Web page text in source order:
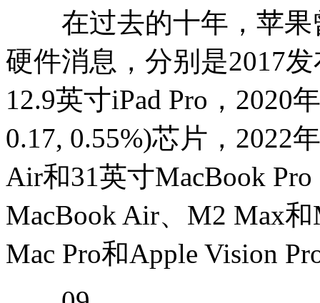
在过去的十年，苹果
硬件消息，分别是2017
12.9英寸iPad Pro，2020
0.17, 0.55%)芯片，2022
Air和31英寸MacBook
MacBook Air、M2 Max
Mac Pro和Apple Vision